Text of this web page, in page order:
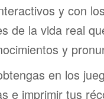
y con
de la vida real
y
en los
e imprimir tus